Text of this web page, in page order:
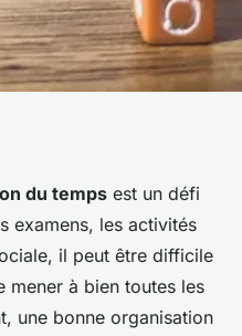
pour
en tant
lecture
du temps est un défi
examens, les activités
il peut être difficile
mener à bien toutes les
une bonne organisation